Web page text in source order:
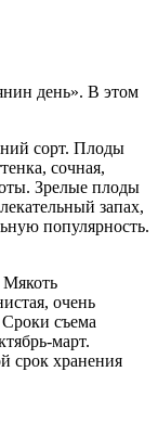
день». В этом
сорт. Плоды
сочная,
Зрелые плоды
запах,
популярность.
очень
Сроки съема
март.
срок хранения